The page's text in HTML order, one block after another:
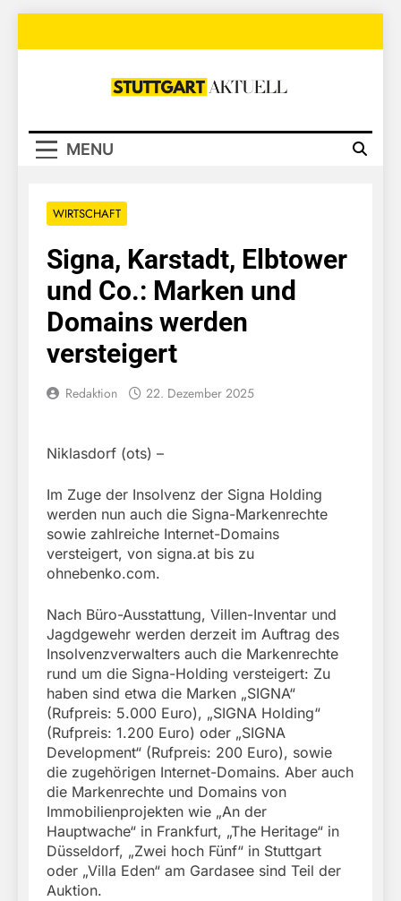
Stuttgart
MENU
WIRTSCHAFT
Signa, Karstadt, Elbtower
und Co.: Marken und
Domains werden
versteigert
Redaktion 22. Dezember 2025
Niklasdorf (ots) –
Im Zuge der Insolvenz der Signa Holding
werden nun auch die Signa-Markenrechte
sowie zahlreiche Internet-Domains
versteigert, von signa.at bis zu
ohnebenko.com.
Nach Büro-Ausstattung, Villen-Inventar und
Jagdgewehr werden derzeit im Auftrag des
Insolvenzverwalters auch die Markenrechte
rund um die Signa-Holding versteigert: Zu
haben sind etwa die Marken „SIGNA“
(Rufpreis: 5.000 Euro), „SIGNA Holding“
(Rufpreis: 1.200 Euro) oder „SIGNA
Development“ (Rufpreis: 200 Euro), sowie
die zugehörigen Internet-Domains. Aber auch
die Markenrechte und Domains von
Immobilienprojekten wie „An der
Hauptwache“ in Frankfurt, „The Heritage“ in
Düsseldorf, „Zwei hoch Fünf“ in Stuttgart
oder „Villa Eden“ am Gardasee sind Teil der
Auktion.